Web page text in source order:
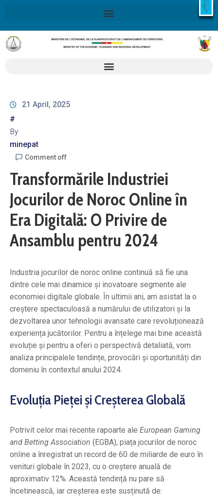
X
Retrouvez ici la Stratégie Nationale de Développement 2020-
2030SND30
En savoir plus
21 April, 2025
#
By
minepat
Comment off
Transformările Industriei
Jocurilor de Noroc Online în
Era Digitală: O Privire de
Ansamblu pentru 2024
Industria jocurilor de noroc online continuă să fie una
dintre cele mai dinamice și inovatoare segmente ale
economiei digitale globale. În ultimii ani, am asistat la o
creștere spectaculoasă a numărului de utilizatori și la
dezvoltarea unor tehnologii avansate care revoluționează
experiența jucătorilor. Pentru a înțelege mai bine această
evoluție și pentru a oferi o perspectivă detaliată, vom
analiza principalele tendințe, provocări și oportunități din
domeniu în contextul anului 2024.
Evoluția Pieței și Creșterea Globală
Potrivit celor mai recente rapoarte ale European Gaming
and Betting Association (EGBA), piața jocurilor de noroc
online a înregistrat un record de 60 de miliarde de euro în
venituri globale în 2023, cu o creștere anuală de
aproximativ 12%. Această tendință nu pare să
încetinească, iar creșterea este susținută de: